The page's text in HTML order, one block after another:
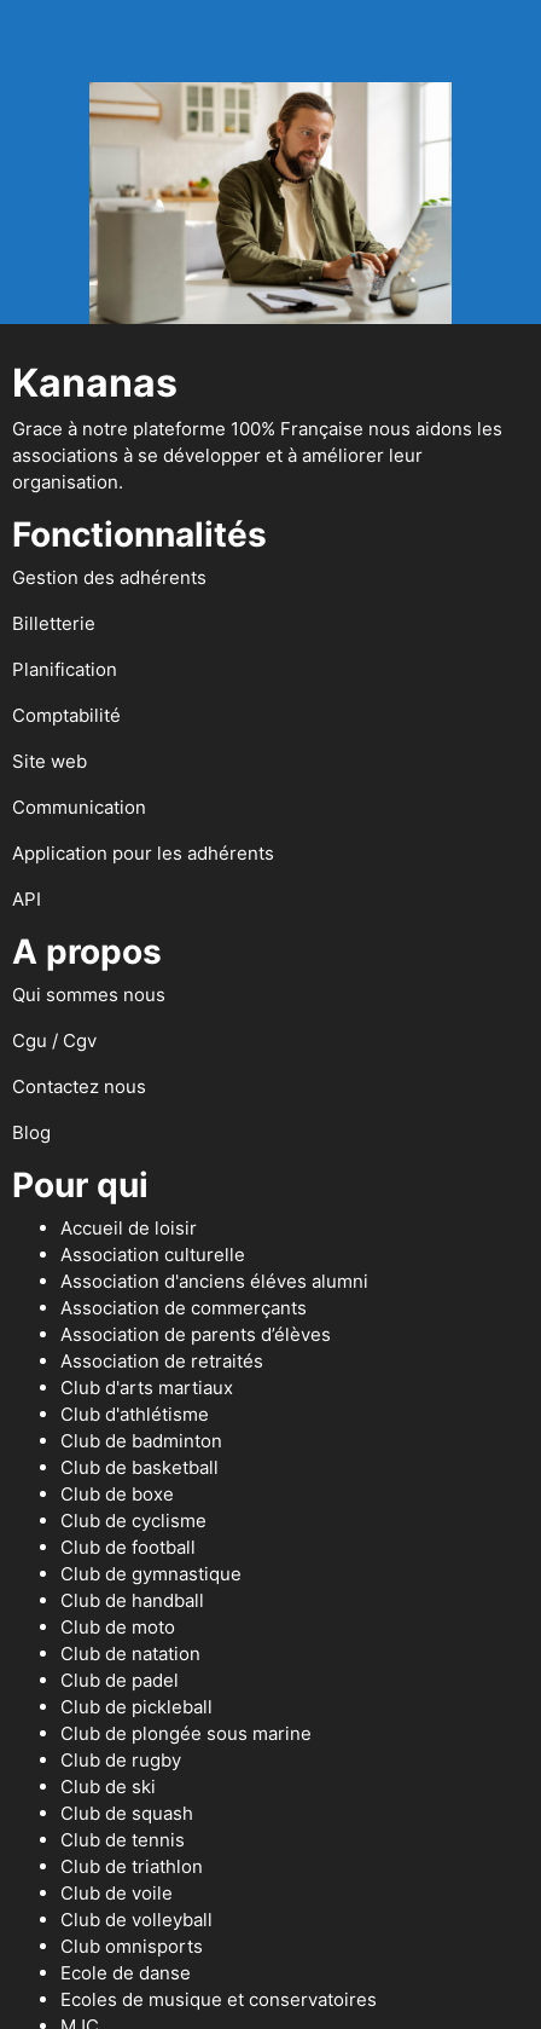
Kananas
Grace à notre plateforme 100% Française nous aidons les
associations à se développer et à améliorer leur
organisation.
Fonctionnalités
Gestion des adhérents
Billetterie
Planification
Comptabilité
Site web
Communication
Application pour les adhérents
API
A propos
Qui sommes nous
Cgu / Cgv
Contactez nous
Blog
Pour qui
Accueil de loisir
Association culturelle
Association d'anciens éléves alumni
Association de commerçants
Association de parents d’élèves
Association de retraités
Club d'arts martiaux
Club d'athlétisme
Club de badminton
Club de basketball
Club de boxe
Club de cyclisme
Club de football
Club de gymnastique
Club de handball
Club de moto
Club de natation
Club de padel
Club de pickleball
Club de plongée sous marine
Club de rugby
Club de ski
Club de squash
Club de tennis
Club de triathlon
Club de voile
Club de volleyball
Club omnisports
Ecole de danse
Ecoles de musique et conservatoires